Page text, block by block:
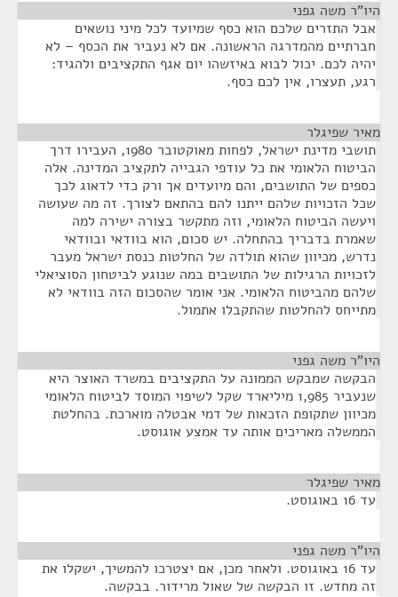
היו"ר משה גפני
אבל התזרים שלכם הוא כסף שמיועד לכל מיני נושאים
חברתיים מהמדרגה הראשונה. אם לא נעביר את הכסף – לא
יהיה לכם. יכול לבוא באיזשהו יום אגף התקציבים ולהגיד:
רגע, תעצרו, אין לכם כסף.
מאיר שפיגלר
תושבי מדינת ישראל, לפחות מאוקטובר 1980, העבירו דרך
הביטוח הלאומי את כל עודפי הגבייה לתקציב המדינה. אלה
כספים של התושבים, והם מיועדים אך ורק כדי לדאוג לכך
שכל הזכויות שלהם ייתנו להם בהתאם לצורך. זה מה שעושה
ויעשה הביטוח הלאומי, וזה מתקשר בצורה ישירה למה
שאמרת בדבריך בהתחלה. יש סכום, הוא בוודאי ובוודאי
נדרש, מכיוון שהוא תולדה של החלטות כנסת ישראל מעבר
לזכויות הרגילות של התושבים במה שנוגע לביטחון הסוציאלי
שלהם מהביטוח הלאומי. אני אומר שהסכום הזה בוודאי לא
מתייחס להחלטות שהתקבלו אתמול.
היו"ר משה גפני
הבקשה שמבקש הממונה על התקציבים במשרד האוצר היא
שנעביר 1,985 מיליארד שקל לשיפוי המוסד לביטוח הלאומי
מכיוון שתקופת הזכאות של דמי אבטלה מוארכת. בהחלטת
הממשלה מאריכים אותה עד אמצע אוגוסט.
מאיר שפיגלר
עד 16 באוגוסט.
היו"ר משה גפני
עד 16 באוגוסט. ולאחר מכן, אם יצטרכו להמשיך, ישקלו את
זה מחדש. זו הבקשה של שאול מרידור. בבקשה.